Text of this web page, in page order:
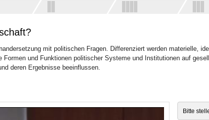
mit politischen Fragen. Differenziert werden materielle,
und Funktionen politischer Systeme und Institutionen auf
deren Ergebnisse beeinflussen.
Bitte